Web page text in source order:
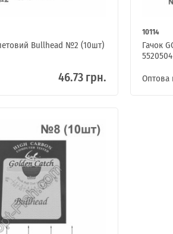
Bullhead №2 (10шт)
46.73 грн.
10114
Гачок
Оптова